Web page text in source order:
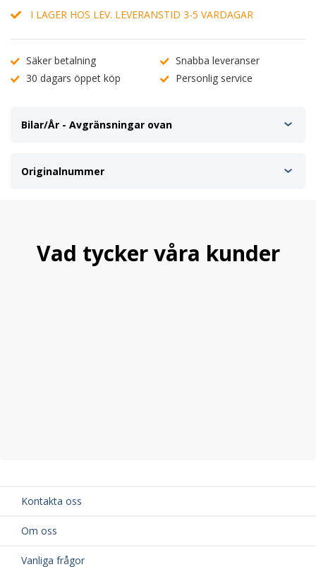
I LAGER HOS LEV. LEVERANSTID 3-5 VARDAGAR
Säker betalning
Snabba leveranser
30 dagars öppet köp
Personlig service
Bilar/År - Avgränsningar ovan
Originalnummer
Vad tycker våra kunder
Kontakta oss
Om oss
Vanliga frågor